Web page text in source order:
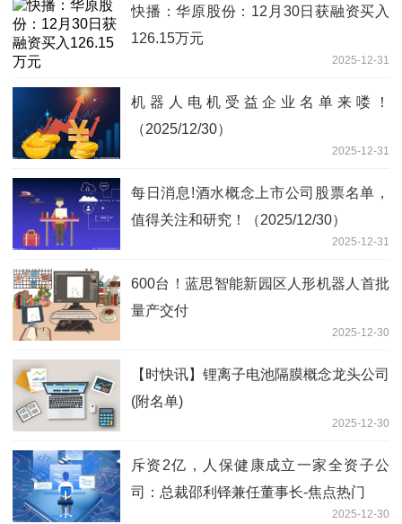
快播：华原股份：12月30日获融资买入
126.15万元
2025-12-31
机器人电机受益企业名单来喽！
（2025/12/30）
2025-12-31
每日消息!酒水概念上市公司股票名单，
值得关注和研究！（2025/12/30）
2025-12-31
600台！蓝思智能新园区人形机器人首批
量产交付
2025-12-30
【时快讯】锂离子电池隔膜概念龙头公司
(附名单)
2025-12-30
斥资2亿，人保健康成立一家全资子公
司：总裁邵利铎兼任董事长-焦点热门
2025-12-30